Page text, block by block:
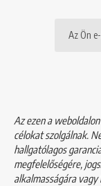
Az ezen a
célokat szolgálnak.
hallgatólagos
megfelelőségére,
alkalmasságára